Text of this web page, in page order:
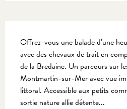
Offrez-vous une balade d’une
avec des chevaux de trait en
de la Bredaine. Un parcours sur
Montmartin-sur-Mer avec vue
littoral. Accessible aux petits
sortie nature allie détente...